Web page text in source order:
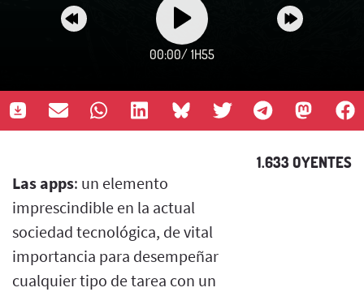
00:00/ 1H55
1.633 OYENTES
Las apps: un elemento
imprescindible en la actual
sociedad tecnológica, de vital
importancia para desempeñar
cualquier tipo de tarea con un